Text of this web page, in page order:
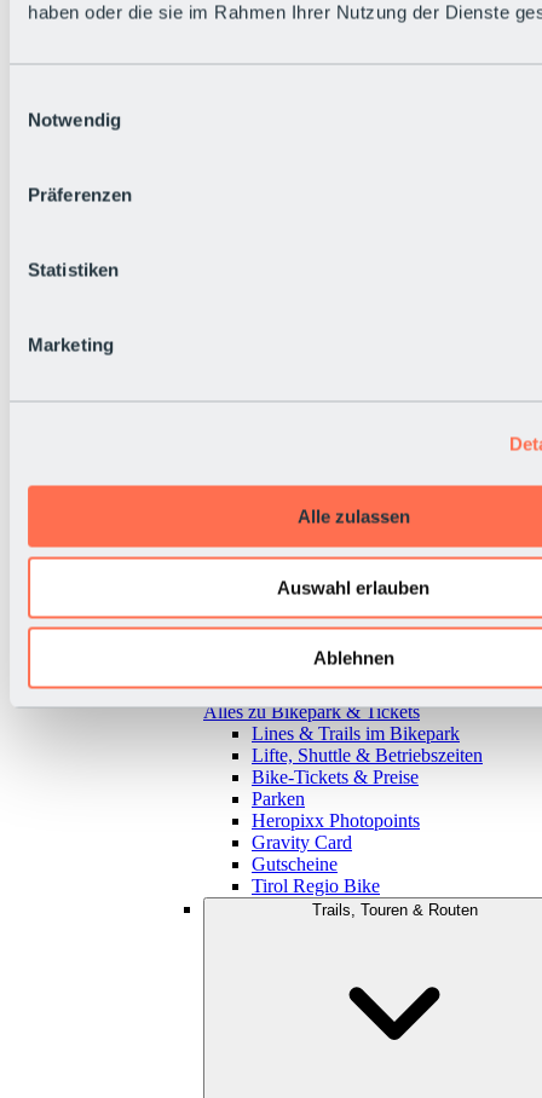
haben oder die sie im Rahmen Ihrer Nutzung der Dienste
Notwendig
Präferenzen
Statistiken
Marketing
Alle zulassen
Auswahl erlauben
Ablehnen
Zurück
Alles zu Bikepark & Tickets
Lines & Trails im Bikepark
Lifte, Shuttle & Betriebszeiten
Bike-Tickets & Preise
Parken
Heropixx Photopoints
Gravity Card
Gutscheine
Tirol Regio Bike
Trails, Touren & Routen